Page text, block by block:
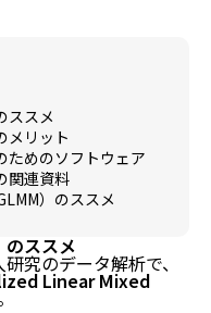
ススメ
メリット
ためのソフトウェア
関連資料
）のススメ
のススメ
究のデータ解析で、
Linear Mixed